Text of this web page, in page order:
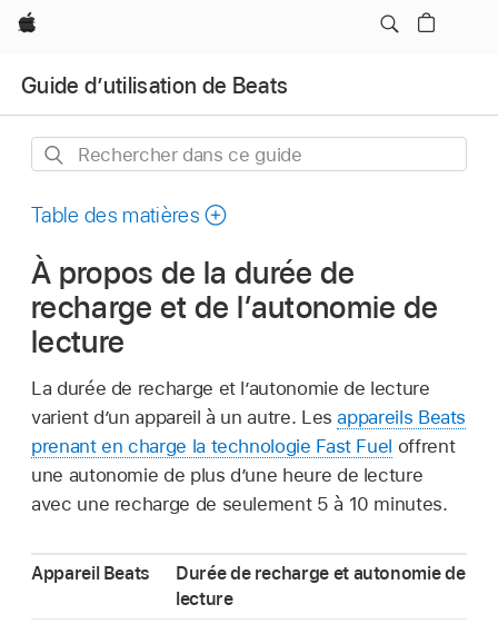
Apple
Guide d’utilisation de Beats
Rechercher
ce
Table des matières
À propos de la durée de
recharge et de l’autonomie de
lecture
La durée de recharge et l’autonomie de lecture
varient d’un appareil à un autre. Lesappareils Beats
prenant en charge la technologie Fast Fuel offrent
une autonomie de plus d’une heure de lecture
avec une recharge de seulement 5 à 10 minutes.
Appareil Beats
Durée de recharge et autonomie de
lecture